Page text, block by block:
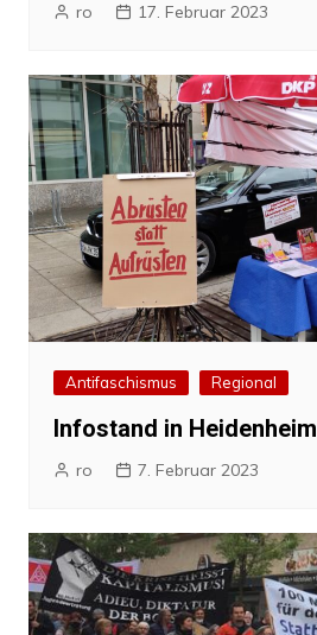
ro 17. Februar 2023
Antifaschismus Regional
Infostand in Heidenheim
ro 7. Februar 2023